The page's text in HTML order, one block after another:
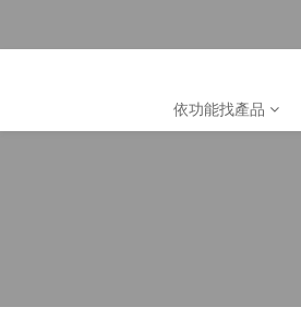
依功能找產品